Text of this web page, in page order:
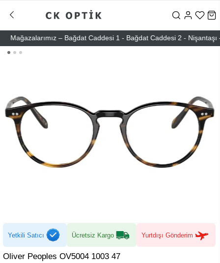
– Bağdat Caddesi 1 - Bağdat Caddesi 2 - Nişantaşı –
Yetkili Satıcı Ücretsiz Kargo Yurtdışı Gönderim
Oliver Peoples OV5004 1003 47